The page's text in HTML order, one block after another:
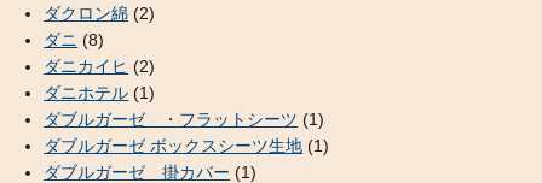
ダクロン綿 (2)
ダニ (8)
ダニカイヒ (2)
ダニホテル (1)
ダブルガーゼ ・フラットシーツ (1)
ダブルガーゼ ボックスシーツ生地 (1)
ダブルガーゼ 掛カバー (1)